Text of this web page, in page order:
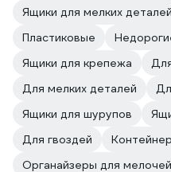
Ящики для мелких деталей
Пластиковые
Ящики для крепежа
Для мелких деталей
Ящики для шурупов
Для гвоздей
Органайзеры для